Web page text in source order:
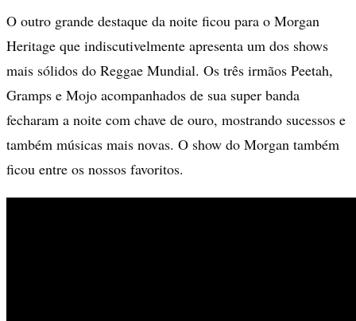
O outro grande destaque da noite ficou para o Morgan
Heritage que indiscutivelmente apresenta um dos shows
mais sólidos do Reggae Mundial. Os três irmãos Peetah,
Gramps e Mojo acompanhados de sua super banda
fecharam a noite com chave de ouro, mostrando sucessos e
também músicas mais novas. O show do Morgan também
ficou entre os nossos favoritos.